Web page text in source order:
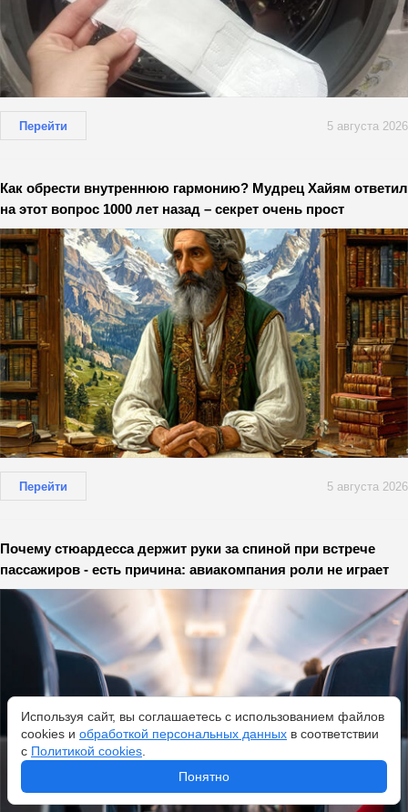
Перейти 5 августа 2026
Как обрести внутреннюю гармонию? Мудрец Хайям ответил
на этот вопрос 1000 лет назад – секрет очень прост
Перейти 5 августа 2026
Почему стюардесса держит руки за спиной при встрече
пассажиров - есть причина: авиакомпания роли не играет
Используя сайт, вы соглашаетесь с использованием файлов
cookies и обработкой персональных данных в соответствии
с Политикой cookies
Понятно